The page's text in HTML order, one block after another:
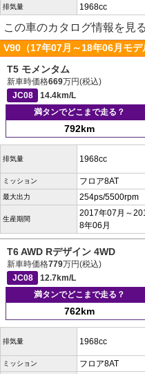
排気量 1968cc
この車のカタログ情報を見る
V90（17年07月～18年06月モ
T5 モメンタム
新車時価格669万円(税込)
JC08
14.4km/L
満タンでどこまで走る？
792km
排気量 1968cc
ミッション フロア8AT
最大出力 254ps/5500rpm
生産期間
2017年07月～
8年06月
T6 AWD Rデザイン 4WD
新車時価格779万円(税込)
JC08
12.7km/L
満タンでどこまで走る？
762km
排気量 1968cc
ミッション フロア8AT